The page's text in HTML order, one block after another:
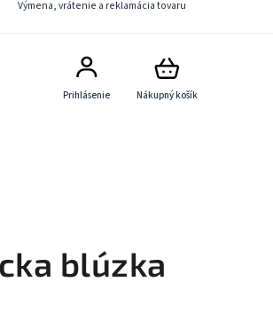
Výmena, vrátenie a reklamácia tovaru
Nákupný košík
Prihlásenie
blúzka